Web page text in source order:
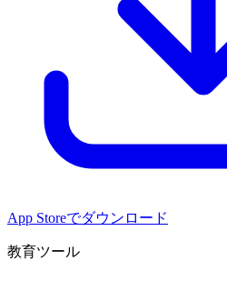
App Storeでダウンロード
教育ツール